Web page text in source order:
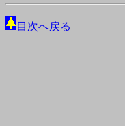
目次へ戻る